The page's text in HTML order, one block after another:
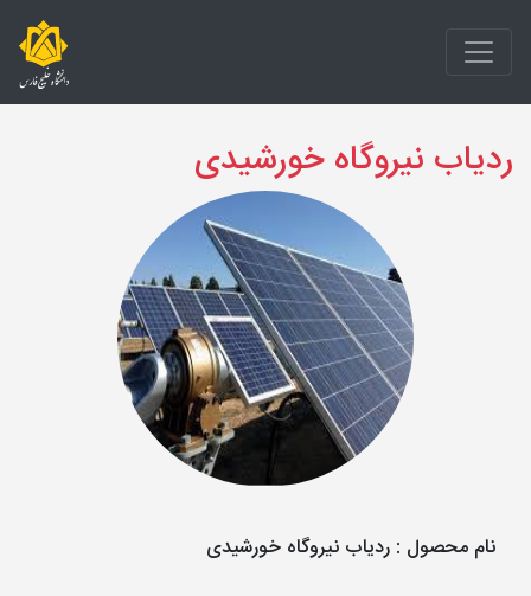
ردیاب نیروگاه خورشیدی
نام محصول : ردیاب نیروگاه خورشیدی